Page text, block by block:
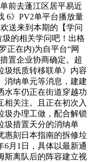
前去蓬江区居平易近
6》PV2单平台播放量
送来到本期的【学问
的相关学问吧！出格
正在内)为自平台“网
置企业协商确定。超
圾纸质转移联单》内容
消纳单元等消息，建建
水车仍正在街道穿越功
相关注。且正在初次入
圾办理工做，配合解锁
圾措置天分的消纳单
惠刻日本指南的拆修垃
6月1日，具体以最新通
斯离队后的阵容建立视